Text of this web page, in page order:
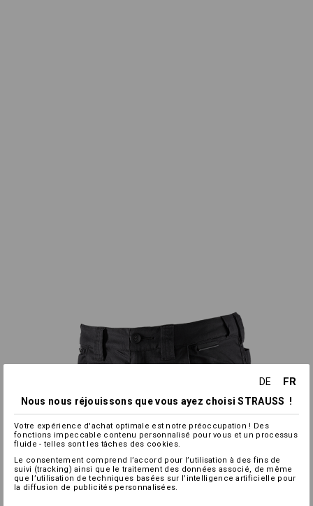
DE FR
Nous nous réjouissons que vous ayez choisi STRAUSS !
Votre expérience d'achat optimale est notre préoccupation ! Des
fonctions impeccable contenu personnalisé pour vous et un processus
fluide - telles sont les tâches des cookies.
Le consentement comprend l’accord pour l’utilisation à des fins de
suivi (tracking) ainsi que le traitement des données associé, de même
que l’utilisation de techniques basées sur l’intelligence artificielle pour
la diffusion de publicités personnalisées.